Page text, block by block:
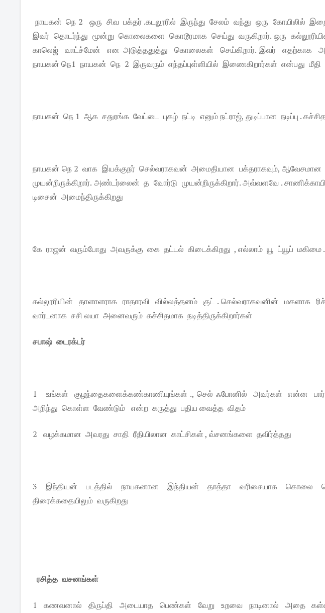
நாயகன் நெ 2 ஒரு சிவ பக்தர் .கடலூரில் இருந்து சேலம் வந்து ஒரு கோயிலில்
இவர் தொடர்ந்து மூன்று கொலைகளை கொடூரமாக செய்து வருகிறார். ஒரு கல்லூரியின்
காலெஜ் வாட்ச்மேன் என அடுத்ததுத்து கொலைகள் செய்கிறார். இவர் எதற்காக
நாயகன் நெ1 நாயகன் நெ 2 இருவரும் எந்தப்புள்ளியில் இணைகிறார்கள் என்பது
நாயகன் நெ 1 ஆக சதுரங்க வேட்டை புகழ் நட்டி எனும் நட்ராஜ், துடிப்பான நடிப்பு .
நாயகன் நெ 2 வாக இயக்குநர் செல்வராகவன் அமைதியான பக்தராகவும், ஆவேசமான
முயன்றிருக்கிறார். அண்டர்லைன் த வோர்டு முயன்றிருக்கிறார். அவ்வளவே .
டிசைன் அமைந்திருக்கிறது
கே ராஜன் வரும்போது அவருக்கு கை தட்டல் கிடைக்கிறது , எல்லாம் யூ ட்யூப் மகிமை .
கல்லூரியின் தாளாளராக ராதாரவி வில்லத்தனம் குட் . செல்வராகவனின் மகளாக
வார்டனாக சசி லயா அனைவரும் கச்சிதமாக நடித்திருக்கிறார்கள்
சபாஷ் டைரக்டர்
1 உங்கள் குழந்தைகளைக்கண்காணியுங்கள் ., செல் ஃபோனில் அவர்கள் என்ன
அறிந்து கொள்ள வேண்டும் என்ற கருத்து பதிய வைத்த விதம்
2 வழக்கமான அவரது சாதி ரீதியிலான காட்சிகள் , வ்சனங்களை தவிர்த்தது
3 இந்தியன் படத்தில் நாயகனான இந்தியன் தாத்தா வரிசையாக கொலை
திரைக்கதையிலும் வருகிறது
ரசித்த வசனங்கள்
1 கணவனால் திருப்தி அடையாத பெண்கள் வேறு உறவை நாடினால் அதை